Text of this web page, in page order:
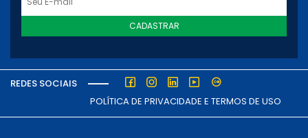
CADASTRAR
REDES SOCIAIS
POLÍTICA DE PRIVACIDADE E TERMOS DE USO